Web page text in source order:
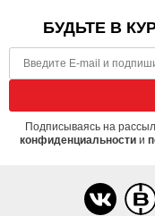
БУДЬТЕ В
Подписываясь на
конфиденциальностии